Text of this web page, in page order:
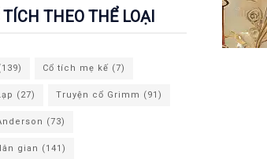
THEO THỂ LOẠI
Cổ tích mẹ kế (7)
(27) Truyện cổ Grimm (91)
(73)
gian (141)